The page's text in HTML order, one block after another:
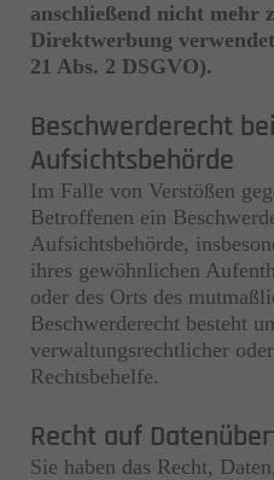
anschließend nicht mehr
Direktwerbung
21 Abs. 2 DSGVO).
Beschwerderecht
Aufsichtsbehörde
Im Falle von Verstößen
Betroffenen ein
Aufsichtsbehörde,
ihres gewöhnlichen
oder des Orts des
Beschwerderecht besteht
verwaltungsrechtlicher
Rechtsbehelfe.
Recht auf
Sie haben das Recht,